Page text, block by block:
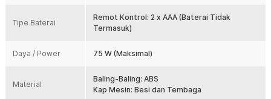
reverse untuk mengganti arah angin. Dengan desain nordic style,
membuat kipas angin ini sangat cocok dipasang jika Anda memiliki
Fitur
Sirkulasi Udara Merata ke Seluruh Ruangan
Kipas angin plafon SOVE dirancang untuk menghasilkan sirkulasi
Tipe Baterai
Remot Kontrol: 2 x AAA (Baterai Tidak
Termasuk)
Daya / Power 75 W (Maksimal)
Material
Baling-Baling: ABS
Kap Mesin: Besi dan Tembaga